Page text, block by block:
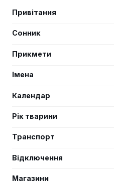
Привітання
Сонник
Прикмети
Імена
Календар
Рік тварини
Транспорт
Відключення
Магазини